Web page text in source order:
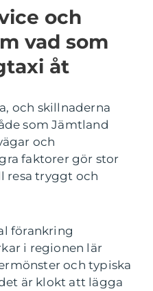
och
vad som
åt
och skillnaderna
som Jämtland
och
faktorer gör stor
resa tryggt och
förankring
i regionen lär
och typiska
är klokt att lägga